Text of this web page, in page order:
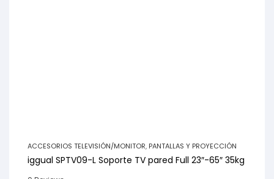
ACCESORIOS TELEVISIÓN/MONITOR, PANTALLAS Y PROYECCIÓN
iggual SPTV09-L Soporte TV pared Full 23″-65″ 35kg